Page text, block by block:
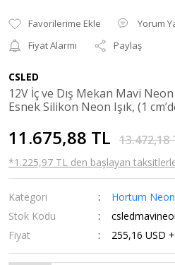
Yorum
Fiyat Alarmı
Paylaş
CSLED
12V İç ve Dış Mekan Mavi
Esnek Silikon Neon Işık, (1
11.675,88 TL 13.472,18
*1.225,97 TL den başlayan
Kategori Hortum
Stok Kodu
Fiyat
255,16 USD